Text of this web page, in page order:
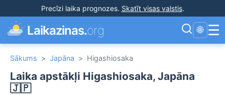
Precīzi laika prognozes. Skatīt visas valstis.
Laikazinas.org 🌐 ☰
Sākums > Japāna > Higashiosaka
Laika apstākļi Higashiosaka, Japāna
🇯🇵